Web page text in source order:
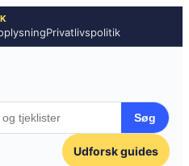
Privatlivspolitik
Søg
Udforsk guides